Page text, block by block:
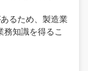
るため、製造業
知識を得るこ